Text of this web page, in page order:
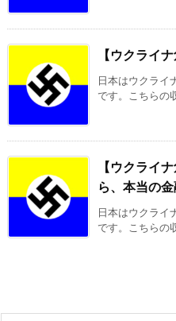
【ウクライ
日本はウクライ
です。こちらの
【ウクライ
ら、本当の金
日本はウクライ
です。こちらの